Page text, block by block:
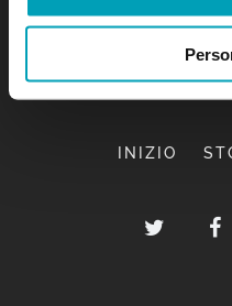
INIZIO